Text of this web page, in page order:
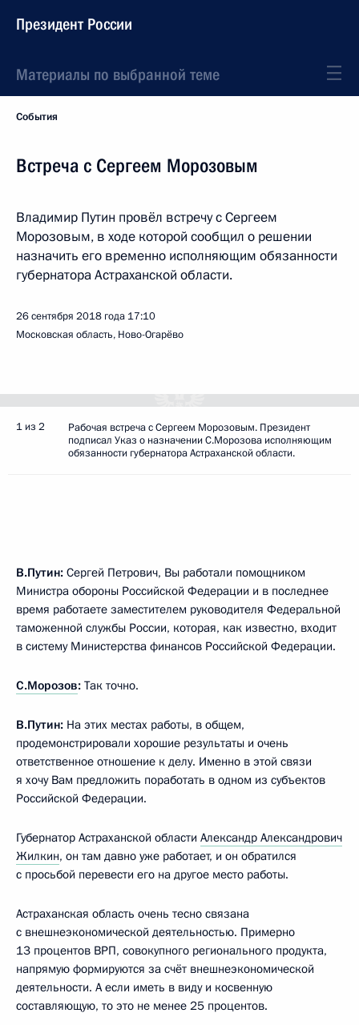
Президент России
Материалы по выбранной теме
События
Встреча с Сергеем Морозовым
Владимир Путин провёл встречу с Сергеем
Морозовым, в ходе которой сообщил о решении
назначить его временно исполняющим обязанности
губернатора Астраханской области.
26 сентября 2018 года 17:10
Московская область, Ново-Огарёво
1 из 2
Рабочая встреча с Сергеем Морозовым. Президент
подписал Указ о назначении С.Морозова исполняющим
обязанности губернатора Астраханской области.
В.Путин: Сергей Петрович, Вы работали помощником
Министра обороны Российской Федерации и в последнее
время работаете заместителем руководителя Федеральной
таможенной службы России, которая, как известно, входит
в систему Министерства финансов Российской Федерации.
С.Морозов: Так точно.
В.Путин: На этих местах работы, в общем,
продемонстрировали хорошие результаты и очень
ответственное отношение к делу. Именно в этой связи
я хочу Вам предложить поработать в одном из субъектов
Российской Федерации.
Губернатор Астраханской области Александр Александрович
Жилкин, он там давно уже работает, и он обратился
с просьбой перевести его на другое место работы.
Астраханская область очень тесно связана
с внешнеэкономической деятельностью. Примерно
13 процентов ВРП, совокупного регионального продукта,
напрямую формируются за счёт внешнеэкономической
деятельности. А если иметь в виду и косвенную
составляющую, то это не менее 25 процентов.